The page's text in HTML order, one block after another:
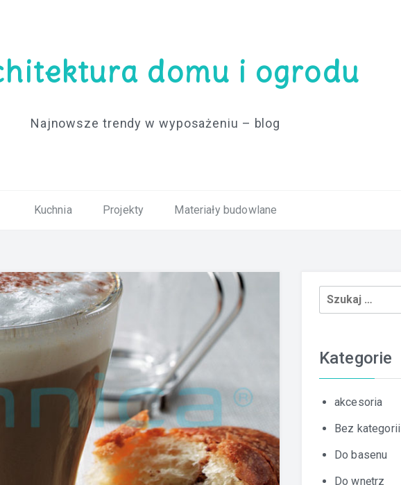
domu i ogrodu
Najnowsze trendy w wyposażeniu – blog
Kuchnia Projekty Materiały budowlane
Szukaj:
Kategorie
akcesoria
Bez kategorii
Do basenu
Do wnętrz